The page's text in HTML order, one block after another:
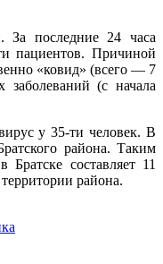
За последние 24 часа
пациентов. Причиной
«ковид» (всего — 7
(с начала
у 35-ти человек. В
района. Таким
составляет 11
района.